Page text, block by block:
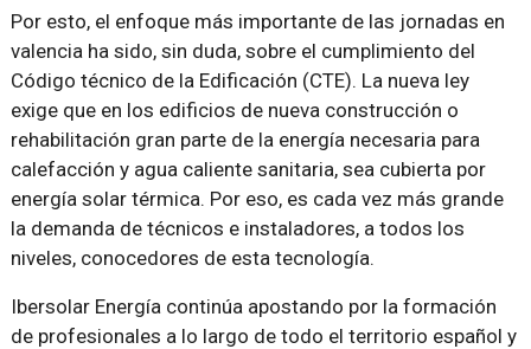
Por esto, el enfoque más importante de las jornadas en
valencia ha sido, sin duda, sobre el cumplimiento del
Código técnico de la Edificación (CTE). La nueva ley
exige que en los edificios de nueva construcción o
rehabilitación gran parte de la energía necesaria para
calefacción y agua caliente sanitaria, sea cubierta por
energía solar térmica. Por eso, es cada vez más grande
la demanda de técnicos e instaladores, a todos los
niveles, conocedores de esta tecnología.
Ibersolar Energía continúa apostando por la formación
de profesionales a lo largo de todo el territorio español y